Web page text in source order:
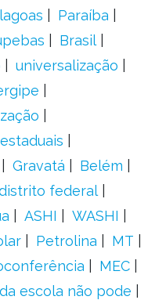
Paraíba
Brasil
universalização
Gravatá
Belém
federal
ASHI
WASHI
Petrolina
MT
MEC
escola não pode